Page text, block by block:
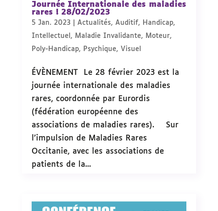
Journée Internationale des maladies
rares ! 28/02/2023
5 Jan. 2023| Actualités, Auditif, Handicap,
Intellectuel , Maladie Invalidante, Moteur,
Poly-Handicap, Psychique, Visuel
ÉVÈNEMENT Le 28 février 2023 est la
journée internationale des maladies
rares, coordonnée par Eurordis
(fédération européenne des
associations de maladies rares). Sur
l’impulsion de Maladies Rares
Occitanie, avec les associations de
patients de la...